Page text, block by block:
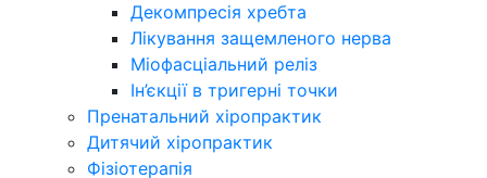
Декомпресія хребта
Лікування защемленого нерва
Міофасціальний реліз
Ін’єкції в тригерні точки
Пренатальний хіропрактик
Дитячий хіропрактик
Фізіотерапія